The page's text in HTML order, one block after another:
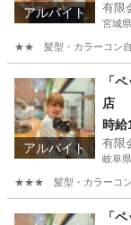
アルバイト 有限
宮城
★★ 髪型・カラーコン自
泉
アルバイト
「
店
時給
有限
岐阜
★★★ 髪型・カラーコン
多
「